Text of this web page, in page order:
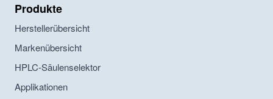
Produkte
Herstellerübersicht
Markenübersicht
HPLC-Säulenselektor
Applikationen